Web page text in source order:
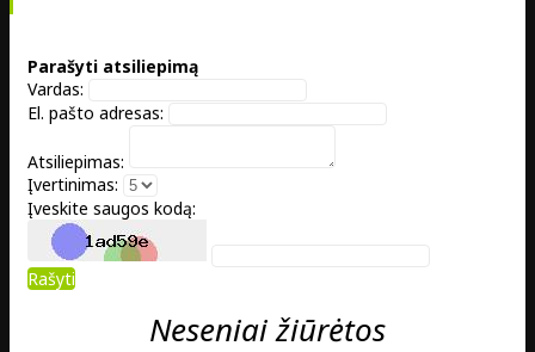
Parašyti atsiliepimą
Vardas:
El. pašto adresas:
Atsiliepimas:
Įvertinimas:
Įveskite saugos kodą:
Rašyti
Neseniai žiūrėtos